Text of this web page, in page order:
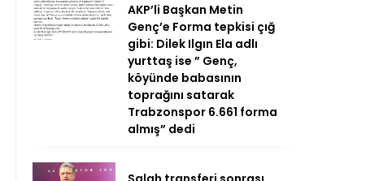
AKP’li Başkan Metin
Genç’e Forma tepkisi çığ
gibi: Dilek Ilgın Ela adlı
yurttaş ise ” Genç,
köyünde babasının
toprağını satarak
Trabzonspor 6.661 forma
almış” dedi